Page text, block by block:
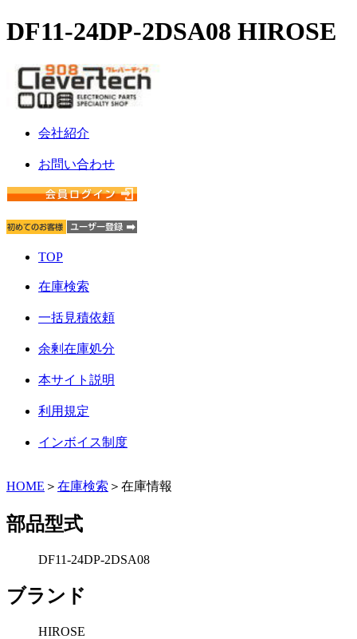
DF11-24DP-2DSA08 HIROSE
会社紹介
お問い合わせ
TOP
在庫検索
一括見積依頼
余剰在庫処分
本サイト説明
利用規定
インボイス制度
HOME ＞ 在庫検索 ＞在庫情報
部品型式
DF11-24DP-2DSA08
ブランド
HIROSE